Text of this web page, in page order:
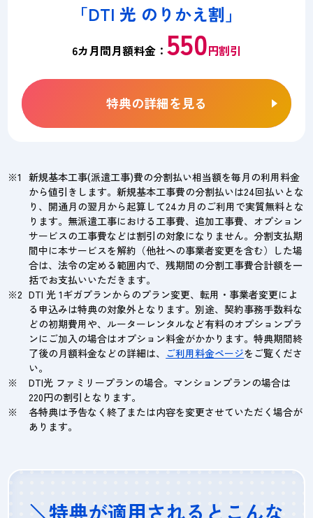
「DTI 光 のりかえ割」
6カ月間月額料金： 550円割引
特典の詳細を見る
新規基本工事(派遣工事)費の分割払い相当額を毎月の利用料金
から値引きします。新規基本工事費の分割払いは24回払いとな
り、開通月の翌月から起算して24カ月のご利用で実質無料とな
ります。無派遣工事における工事費、追加工事費、オプション
サービスの工事費などは割引の対象になりません。分割支払期
間中に本サービスを解約（他社への事業者変更を含む）した場
合は、法令の定める範囲内で、残期間の分割工事費合計額を一
括でお支払いいただきます。
DTI 光 1ギガプランからのプラン変更、転用・事業者変更によ
る申込みは特典の対象外となります。別途、契約事務手数料な
どの初期費用や、ルーターレンタルなど有料のオプションプラ
ンにご加入の場合はオプション料金がかかります。特典期間終
了後の月額料金などの詳細は、 ご利用料金ページをご覧くださ
い。
DTI光 ファミリープランの場合。マンションプランの場合は
220円の割引となります。
各特典は予告なく終了または内容を変更させていただく場合が
あります。
＼特典が適用されるとこんな